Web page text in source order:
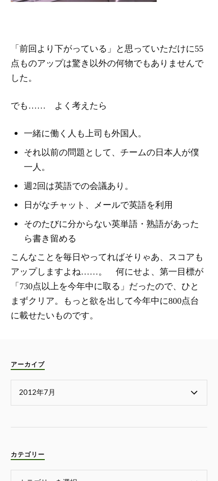
「前回より下がっている」と思っていただけに55
点ものアップは驚き以外の何物でもありませんで
した。
でも…… よく考えたら
一緒に働く人も上司も外国人。
それ以前の問題として、チームの日本人が僕
一人。
週2回は英語での会議あり。
日がなチャット、メールで英語を利用
そのたびに分からない英単語・熟語があった
ら書き留める
こんなことを毎日やってればそりゃあ、スコアも
アップしますよね……。 何にせよ、第一目標が
「730点以上を今年中に取る」だったので、ひと
まずクリア。もっと欲を出して今年中に800点台
に載せたいものです。
アーカイブ
カテゴリー